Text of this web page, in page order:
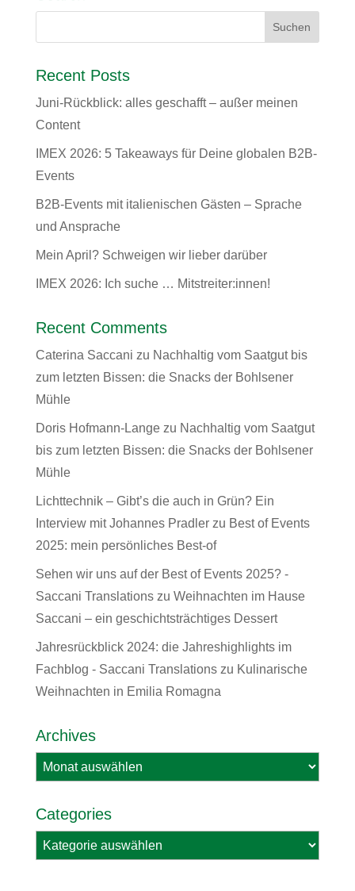
Recent Posts
Juni-Rückblick: alles geschafft – außer meinen
Content
IMEX 2026: 5 Takeaways für Deine globalen B2B-
Events
B2B-Events mit italienischen Gästen – Sprache
und Ansprache
Mein April? Schweigen wir lieber darüber
IMEX 2026: Ich suche … Mitstreiter:innen!
Recent Comments
Caterina Saccani zu Nachhaltig vom Saatgut bis
zum letzten Bissen: die Snacks der Bohlsener
Mühle
Doris Hofmann-Langezu Nachhaltig vom Saatgut
bis zum letzten Bissen: die Snacks der Bohlsener
Mühle
Lichttechnik – Gibt’s die auch in Grün? Ein
Interview mit Johannes Pradlerzu Best of Events
2025: mein persönliches Best-of
Sehen wir uns auf der Best of Events 2025? -
Saccani Translationszu Weihnachten im Hause
Saccani – ein geschichtsträchtiges Dessert
Jahresrückblick 2024: die Jahreshighlights im
Fachblog - Saccani Translationszu Kulinarische
Weihnachten in Emilia Romagna
Archives
Archives
Categories
Categories